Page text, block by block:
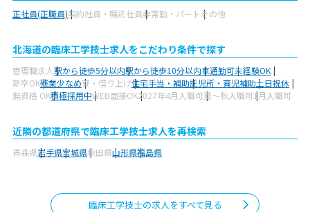
正社員(正職員)契約社員・嘱託社員非常勤・パートその他
北海道の臨床工学技士求人をこだわり条件で探す
管理職求人駅から徒歩5分以内駅から徒歩10分以内車通勤可未経験OK
新卒OK残業少なめ寮・借り上げ住宅手当・補助託児所・育児補助土日祝休
無資格 OK積極採用中WEB面接OK2027年4月入職可夏～秋入職可1月入職可
近隣の都道府県で臨床工学技士求人を再検索
青森県岩手県宮城県秋田県山形県福島県
臨床工学技士の求人をすべて見る